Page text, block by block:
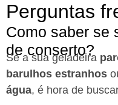
Perguntas
Como saber se
de conserto?
Se a sua geladeira
barulhos estranhos
água, é hora de